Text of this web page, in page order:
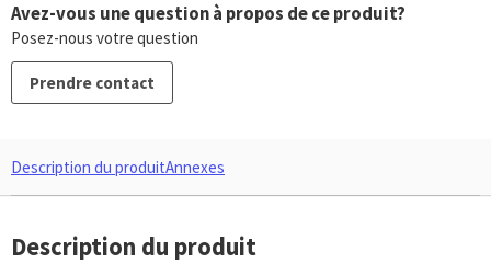
Avez-vous une question à propos de ce produit?
Posez-nous votre question
Prendre contact
Description du produitAnnexes
Description du produit